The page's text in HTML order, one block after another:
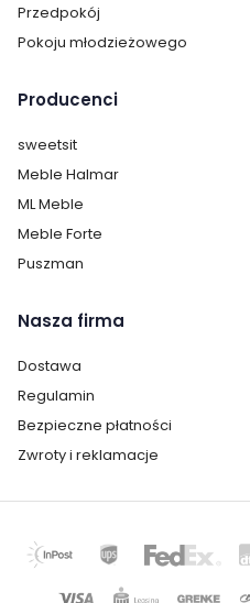
Przedpokój
Pokoju młodzieżowego
Producenci
sweetsit
Meble Halmar
ML Meble
Meble Forte
Puszman
Nasza firma
Dostawa
Regulamin
Bezpieczne płatności
Zwroty i reklamacje